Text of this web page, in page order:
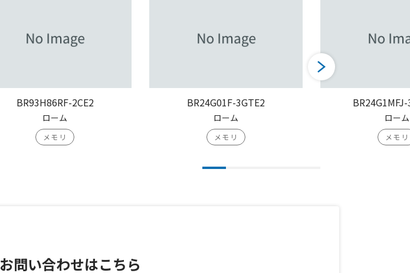
BR93H86RF-2CE2
ローム
メモリ
BR24G01F-3GTE2
ローム
メモリ
ローム
メモリ
お問い合わせはこちら